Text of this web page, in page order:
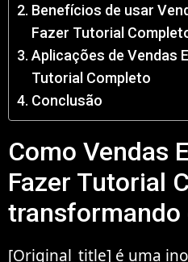
Benefícios de usar
Fazer Tutorial
Aplicações de Vendas
Tutorial Completo
Conclusão
Como Vendas
Fazer Tutorial
transformando
[Original_title] é uma